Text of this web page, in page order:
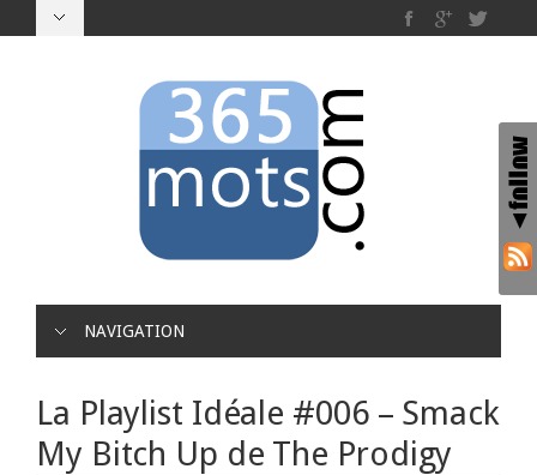
NAVIGATION
La Playlist Idéale #006 – Smack
My Bitch Up de The Prodigy